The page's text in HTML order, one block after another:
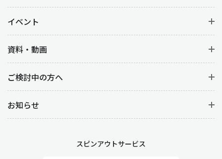
イベント
資料・動画
ご検討中の方へ
お知らせ
スピンアウトサービス